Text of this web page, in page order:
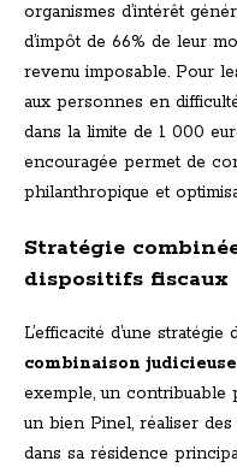
organismes d’intérêt
d’impôt de 66% de leur
revenu imposable. Pour
aux personnes en
dans la limite de 1 000
encouragée permet de
philanthropique et
Stratégie
dispositifs fiscaux
L’efficacité d’une
combinaison judicieuse
exemple, un contribuable
un bien Pinel, réaliser
dans sa résidence